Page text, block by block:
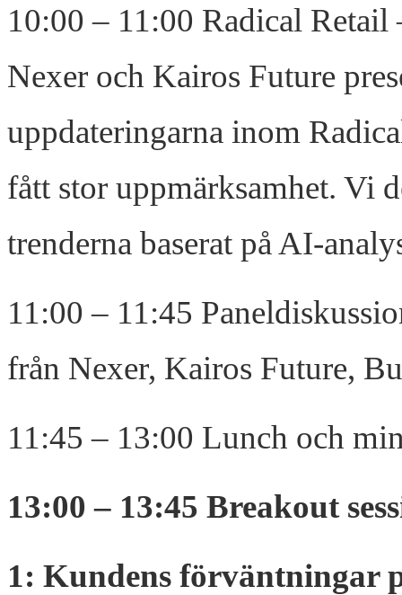
10:00 – 11:00 Radical
Nexer och Kairos Future
uppdateringarna inom
fått stor uppmärksamhet. Vi
trenderna baserat på AI-
11:00 – 11:45
från Nexer, Kairos Future,
11:45 – 13:00 Lunch och
13:00 – 13:45 Breakout
1: Kundens förväntningar